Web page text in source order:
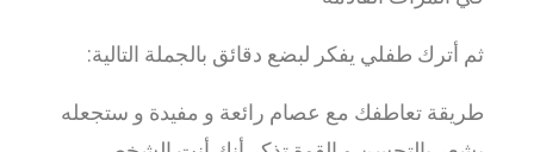
ثم أترك طفلي يفكر لبضع دقائق بالجملة التالية:
طريقة تعاطفك مع عصام رائعة و مفيدة و ستجعله